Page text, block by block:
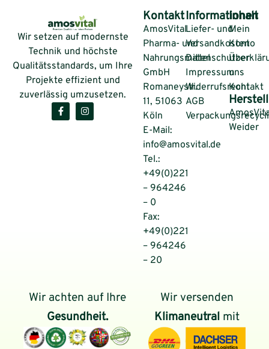
Wir setzen auf modernste
Technik und höchste
Qualitätsstandards, um Ihre
Projekte effizient und
zuverlässig umzusetzen.
Kontakt
AmosVital
Pharma- und
Nahrungsmittel
GmbH
Romaneystr.
11, 51063
Köln
E-Mail:
info@amosvital.de
Tel.:
+49(0)221
– 964246
– 0
Fax:
+49(0)221
– 964246
– 20
Informationen
Liefer- und
Versandkosten
Impressum
Widerrufsrecht
AGB
Inhalt
Mein
Konto
Über
uns
Kontakt
Weider
Wir achten auf Ihre
Gesundheit.
Wir versenden
Klimaneutral mit